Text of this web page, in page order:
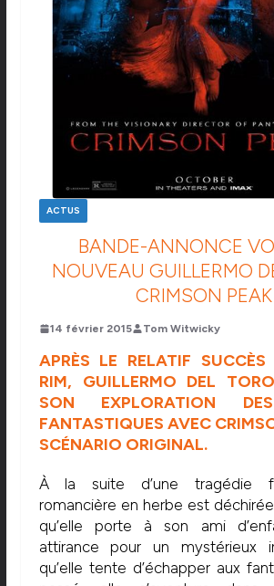
ACTUS
BANDE-ANNONCE
NOUVEAU GUILLERMO
CRIMSON PEAK
14 février 2015 Tom Witwicky
APRÈS LE RELATIF
RIM, GUILLERMO DEL
SON EXPLORATION
FANTASTIQUES AVEC
SCÉNARIO ORIGINAL.
À la suite d’une tragédie
romancière en herbe est
qu’elle porte à son ami
attirance pour un mystérieux
qu’elle tente d’échapper aux